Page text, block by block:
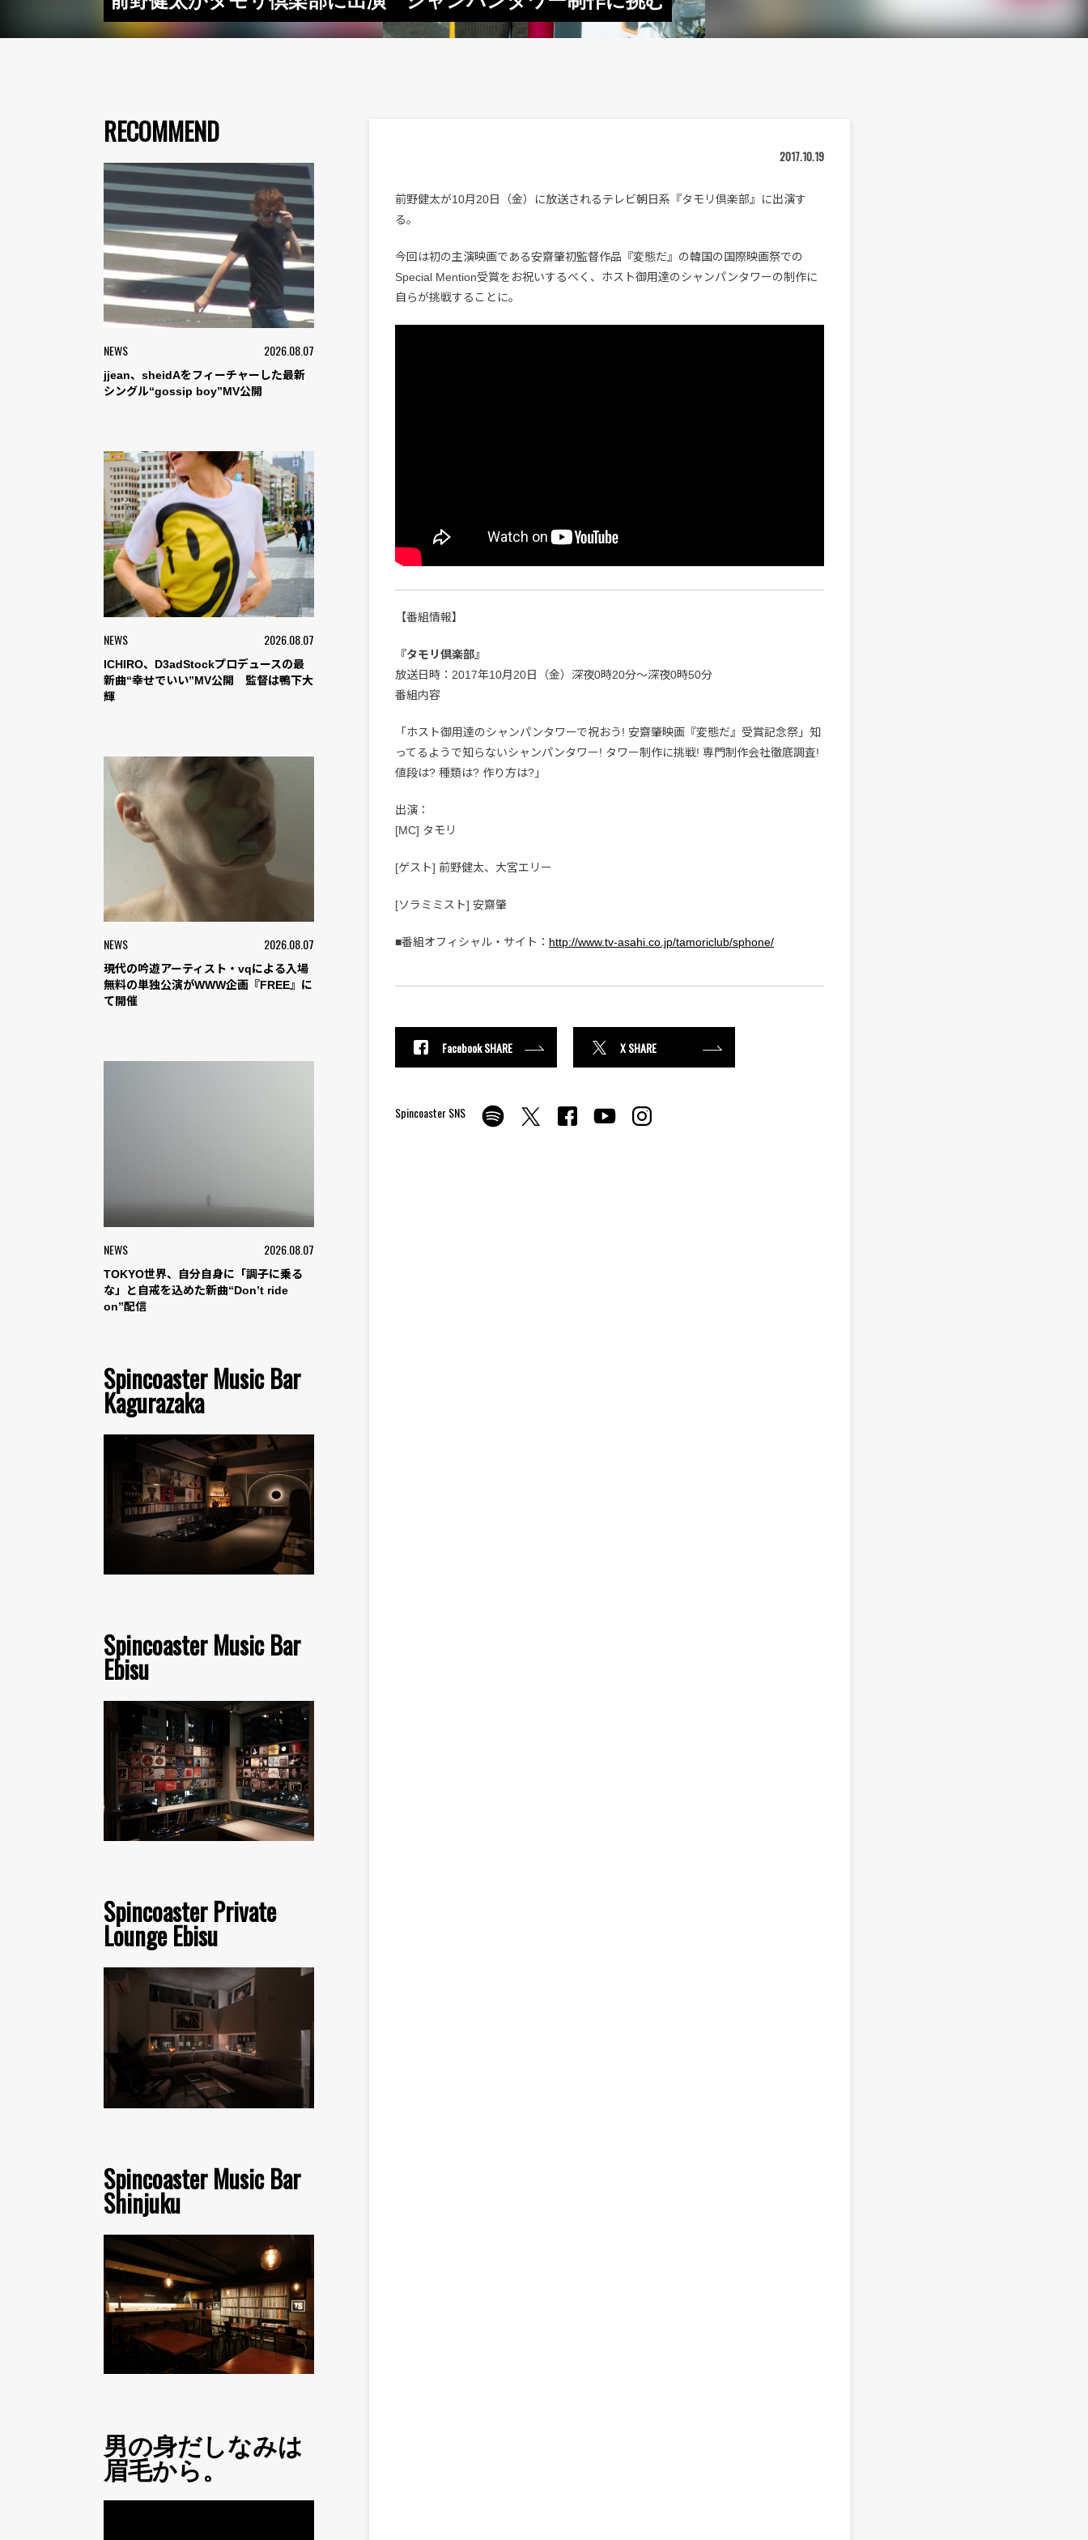
RECOMMEND
NEWS 2026.08.07
jjean、sheidAをフィーチャーした最新
シングル“gossip boy”MV公開
NEWS 2026.08.07
ICHIRO、D3adStockプロデュースの最
新曲“幸せでいい”MV公開 監督は鴨下大
輝
NEWS 2026.08.07
現代の吟遊アーティスト・vqによる入場
無料の単独公演がWWW企画『FREE』に
て開催
NEWS 2026.08.07
TOKYO世界、自分自身に「調子に乗る
な」と自戒を込めた新曲“Don’t ride
on”配信
Spincoaster Music Bar
Kagurazaka
Spincoaster Music Bar
Ebisu
Spincoaster Private
Lounge Ebisu
Spincoaster Music Bar
Shinjuku
男の身だしなみは
眉毛から。
2017.10.19
前野健太が10月20日（金）に放送されるテレビ朝日系『タモリ倶楽部』に出演す
る。
今回は初の主演映画である安齋肇初監督作品『変態だ』の韓国の国際映画祭での
Special Mention受賞をお祝いするべく、ホスト御用達のシャンパンタワーの制作に
自らが挑戦することに。
【番組情報】
『タモリ倶楽部』
放送日時：2017年10月20日（金）深夜0時20分～深夜0時50分
番組内容
「ホスト御用達のシャンパンタワーで祝おう! 安齋肇映画『変態だ』受賞記念祭」知
ってるようで知らないシャンパンタワー! タワー制作に挑戦! 専門制作会社徹底調査!
値段は? 種類は? 作り方は?」
出演：
[MC] タモリ
[ゲスト] 前野健太、大宮エリー
[ソラミミスト] 安齋肇
■番組オフィシャル・サイト： http://www.tv-asahi.co.jp/tamoriclub/sphone/
Facebook SHARE X SHARE
Spincoaster SNS